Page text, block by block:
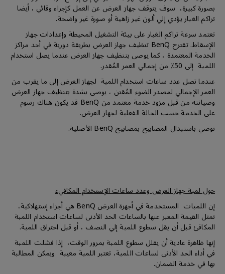
بصورة كبيرة، سوف يتوقف جهاز العرض عن العمل كإجراء وقائي ، أيضا
تراكم الغبار يؤدي إلي ألون غير زاهية أو صورة غير واضحة.
تعتمد سرعة تراكم الغبار على بيئة التشغيل المحيطة وإعدادات جهاز
الإسقاط. تقترح BenQ تنظيف جهاز العرض بطريقة دورية في أحد مراكز
الخدمة المعتمدة ، كما يوصى بتنظيف جهاز العرض عندما يصل استخدام
اللمبة إلى 50٪ من إجمالي العمر المُقدر.
عندما تصل عدد ساعات استخدام اللمبة لجهاز العرض إلى ما يقرب من
العمر الإجمالي لمصدر الضوء المُقنن ، يوصى بشدة بتنظيف جهاز العرض
وصيانته من قبل مزود خدمة معتمد من BenQ قد يكون هناك رسوم
على الخدمة حسب الحالة الفعلية لجهاز العرض.
نوصي باستبدال المصابيح بمصابيح BenQ الأصلية.
حول لمبة جهاز العرض وعدد ساعات الإستخدام المكافيء
إن اللمبات المستخدمة في أجهزة العرض BenQ هي أجزاء إستهلاكية،
تمثل القيمة المعبر عنها بالساعات الحد الأدنى لساعات استخدام اللمبة
المكافئ قبل أن يقل سطوع اللمبة إلي النصف ، أو قبل احتراق اللمبة.
إنها ظاهرة عادية أن يقلل سطوع اللمبة بمرور الوقت، إذا فشلت اللمبة
في أداء الحد الأدنى لساعات اللمبة، تعتبر اللمبة معيبة ويمكن المطالبة
بها في خدمة الضمان.